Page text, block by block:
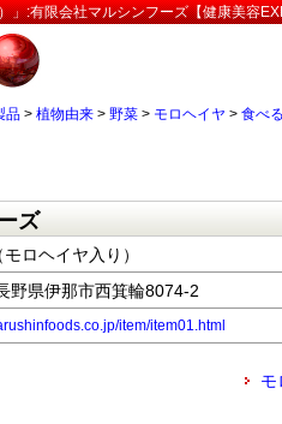
」:有限会社マルシンフーズ【健康美容
品 > 植物由来 > 野菜 > モロヘイヤ > 食べ
ズ
ロヘイヤ入り）
県伊那市西箕輪8074-2
item/item01.html
モ